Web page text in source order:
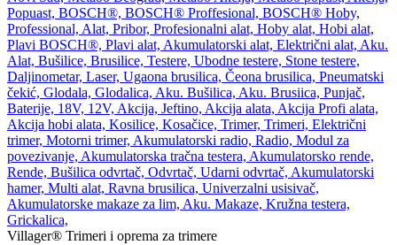
Villager® Trimeri i oprema za trimere